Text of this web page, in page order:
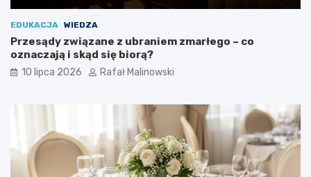
EDUKACJA WIEDZA
Przesądy związane z ubraniem zmarłego – co
oznaczają i skąd się biorą?
10 lipca 2026 Rafał Malinowski